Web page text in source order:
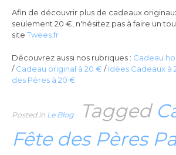
Afin de découvrir plus de cadeaux
seulement 20 €, n'hésitez pas à faire un
site Twees.fr
Découvrez aussi nos rubriques : Cadeau
/Cadeau original à 20 € /Idées Cadeaux à
des Pères à 20 €
Posted in Le Blog Tagged
Fête des Pères